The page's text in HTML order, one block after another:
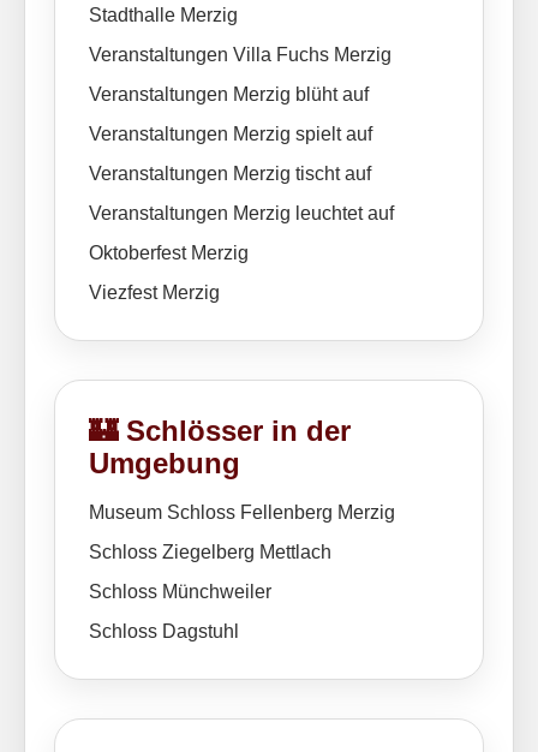
Stadthalle Merzig
Veranstaltungen Villa Fuchs Merzig
Veranstaltungen Merzig blüht auf
Veranstaltungen Merzig spielt auf
Veranstaltungen Merzig tischt auf
Veranstaltungen Merzig leuchtet auf
Oktoberfest Merzig
Viezfest Merzig
🏰 Schlösser in der
Umgebung
Museum Schloss Fellenberg Merzig
Schloss Ziegelberg Mettlach
Schloss Münchweiler
Schloss Dagstuhl